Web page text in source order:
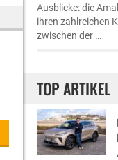
Ausblicke: die
ihren zahlreichen
zwischen der …
TOP ARTIKEL